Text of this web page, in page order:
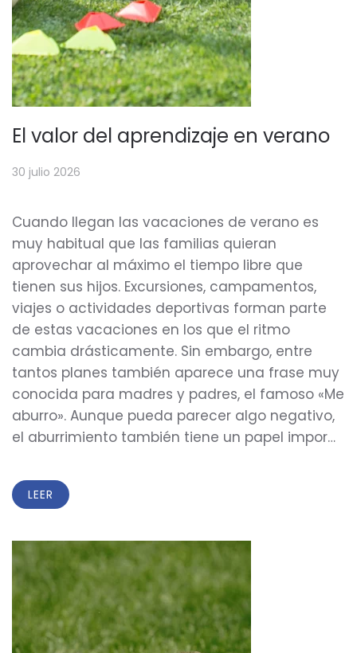
El valor del aprendizaje en verano
30 julio 2026
Cuando llegan las vacaciones de verano es
muy habitual que las familias quieran
aprovechar al máximo el tiempo libre que
tienen sus hijos. Excursiones, campamentos,
viajes o actividades deportivas forman parte
de estas vacaciones en los que el ritmo
cambia drásticamente. Sin embargo, entre
tantos planes también aparece una frase muy
conocida para madres y padres, el famoso «Me
aburro». Aunque pueda parecer algo negativo,
el aburrimiento también tiene un papel impor…
LEER